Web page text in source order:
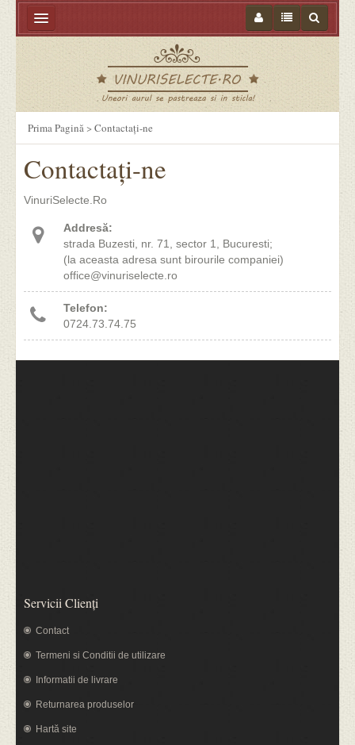
Tipuri de Vin
Vinuri Import
Vinoteca
Vinuri Selecte
Ambalaje vin
Pahare Carafe Decantoare
Vinars Tuica Palinca
Ceara sigilii
Accesorii
Butoaie - Miniaturi
Prima Pagină > Contactați-ne
Contactați-ne
VinuriSelecte.Ro
Addresă:
strada Buzesti, nr. 71, sector 1, Bucuresti;
(la aceasta adresa sunt birourile companiei)
office@vinuriselecte.ro
Telefon:
0724.73.74.75
Servicii Clienţi
Contact
Termeni si Conditii de utilizare
Informatii de livrare
Returnarea produselor
Hartă site